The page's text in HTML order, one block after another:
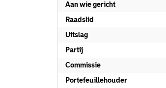
Aan wie gericht
Raadslid
Uitslag
Partij
Commissie
Portefeuillehouder